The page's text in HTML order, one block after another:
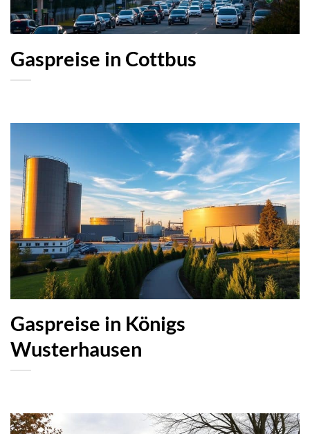
Gaspreise in Cottbus
Gaspreise in Königs
Wusterhausen